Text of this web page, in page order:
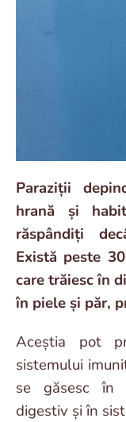
Paraziții
hrană și
răspândiți
Există peste
care trăiesc în
în piele și păr,
Aceștia pot
sistemului
se găsesc în
digestiv și în